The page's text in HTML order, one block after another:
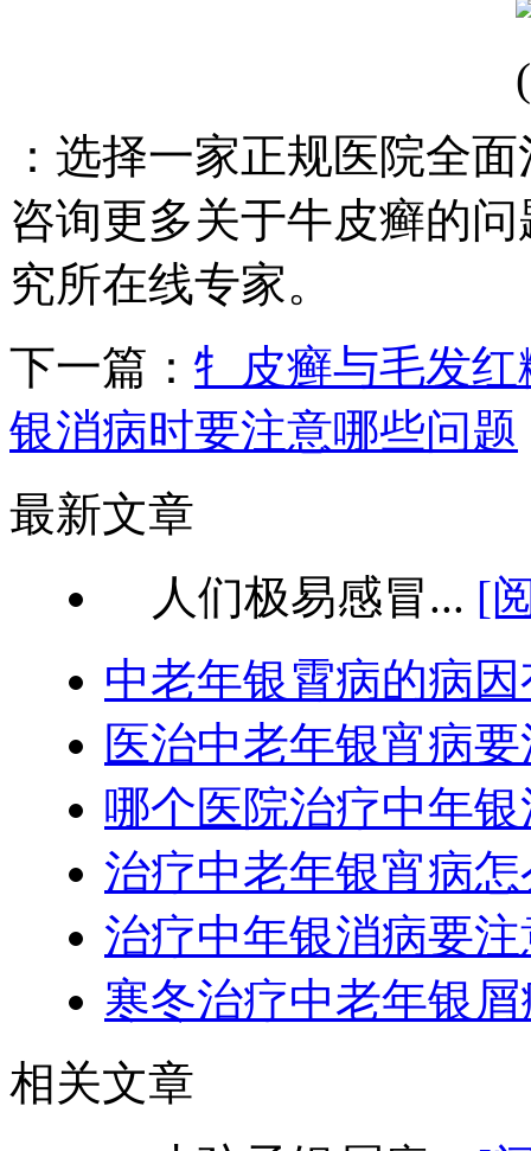
：选择一家正规医院全
咨询更多关于牛皮癣的
究所在线专家。
下一篇： 牜皮癣与毛发
银消病时要注意哪些问题
最新文章
人们极易感冒... [
中老年银霄病的病
医治中老年银宵病
哪个医院治疗中年
治疗中老年银宵病
治疗中年银消病要
寒冬治疗中老年银
相关文章